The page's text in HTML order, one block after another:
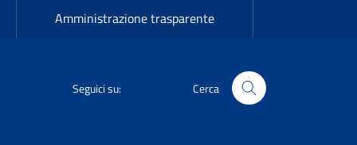
Amministrazione trasparente
Seguici su: Cerca